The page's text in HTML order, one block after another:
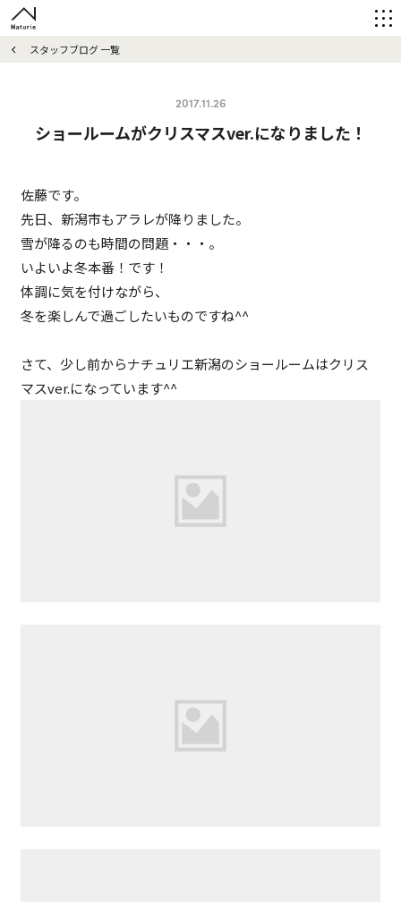
スタッフブログ 一覧
2017.11.26
ショールームがクリスマスver.になりました！
佐藤です。
先日、新潟市もアラレが降りました。
雪が降るのも時間の問題・・・。
いよいよ冬本番！です！
体調に気を付けながら、
冬を楽しんで過ごしたいものですね^^
さて、少し前からナチュリエ新潟のショールームはクリス
マスver.になっています^^